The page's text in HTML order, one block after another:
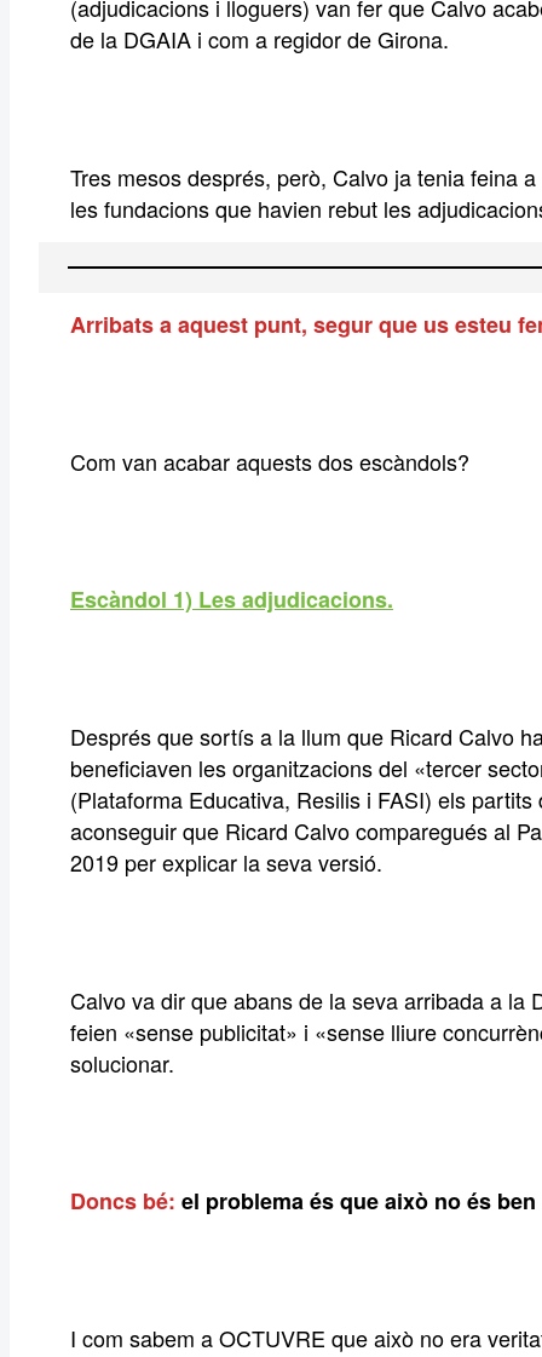
(adjudicacions i lloguers) van fer que Calvo
de la DGAIA i com a regidor de Girona.
Tres mesos després, però, Calvo ja tenia feina
les fundacions que havien rebut les
Arribats a aquest punt, segur que us esteu
Com van acabar aquests dos escàndols?
Escàndol 1) Les adjudicacions.
Després que sortís a la llum que Ricard Calvo
beneficiaven les organitzacions del «tercer
(Plataforma Educativa, Resilis i FASI) els partits
aconseguir que Ricard Calvo comparegués al
2019 per explicar la seva versió.
Calvo va dir que abans de la seva arribada a la
feien «sense publicitat» i «sense lliure
solucionar.
Doncs bé: el problema és que això no és
I com sabem a OCTUVRE que això no era